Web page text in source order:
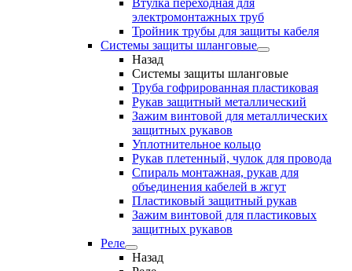
Втулка переходная для
электромонтажных труб
Тройник трубы для защиты кабеля
Системы защиты шланговые
Назад
Системы защиты шланговые
Труба гофрированная пластиковая
Рукав защитный металлический
Зажим винтовой для металлических
защитных рукавов
Уплотнительное кольцо
Рукав плетенный, чулок для провода
Спираль монтажная, рукав для
объединения кабелей в жгут
Пластиковый защитный рукав
Зажим винтовой для пластиковых
защитных рукавов
Реле
Назад